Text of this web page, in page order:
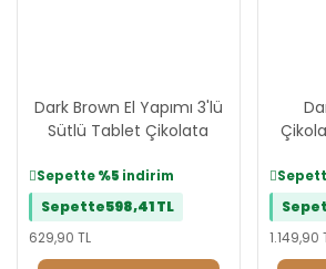
Dark Brown El Yapımı 3'lü
Sütlü Tablet Çikolata
Sepette%5 indirim
Sepette598,41 TL
629,90 TL
1.149,90